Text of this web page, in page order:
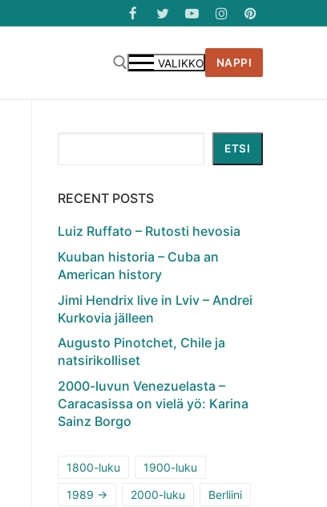
VALIKKO NAPPI
ETSI
RECENT POSTS
Luiz Ruffato – Rutosti hevosia
Kuuban historia – Cuba an
American history
Jimi Hendrix live in Lviv – Andrei
Kurkovia jälleen
Augusto Pinotchet, Chile ja
natsirikolliset
2000-luvun Venezuelasta –
Caracasissa on vielä yö: Karina
Sainz Borgo
1800-luku
1900-luku
1989 ->
2000-luku
Berliini